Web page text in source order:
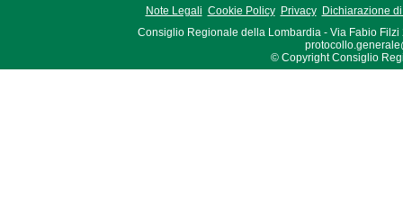
Note Legali Cookie Policy Privacy
Dichiarazione
Consiglio Regionale della Lombardia - Via Fabio Filzi
© Copyright Consiglio